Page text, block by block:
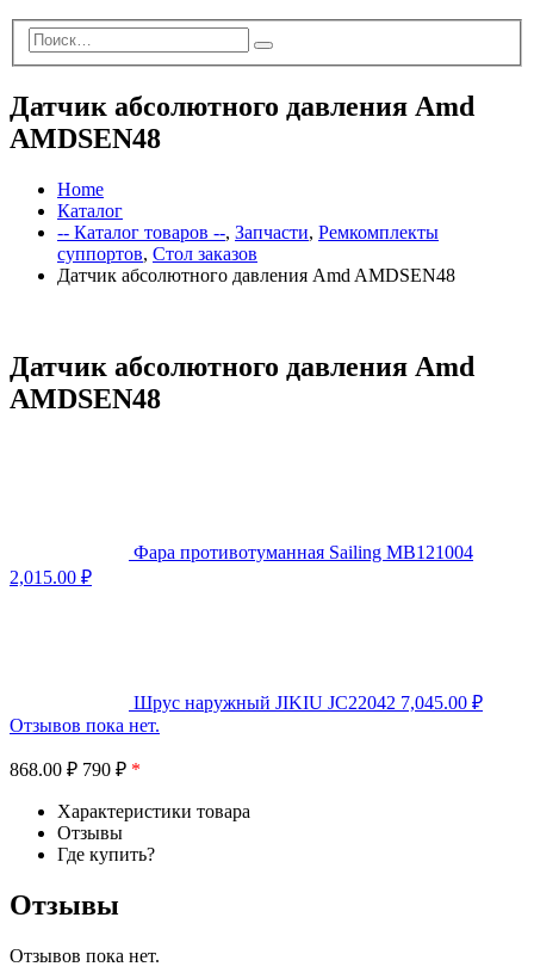
Датчик абсолютного давления Amd
AMDSEN48
Home
Каталог
-- Каталог товаров --, Запчасти, Ремкомплекты
суппортов, Стол заказов
Датчик абсолютного давления Amd AMDSEN48
Датчик абсолютного давления Amd
AMDSEN48
Фара противотуманная Sailing MB121004
2,015.00 ₽
Шрус наружный JIKIU JC22042 7,045.00 ₽
Отзывов пока нет.
868.00 ₽ 790 ₽ *
Характеристики товара
Отзывы
Где купить?
Отзывы
Отзывов пока нет.